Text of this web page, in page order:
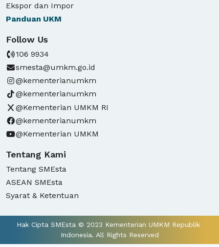
Ekspor dan Impor
Panduan UKM
Follow Us
106 9934
smesta@umkm.go.id
@kementerianumkm
@kementerianumkm
@Kementerian UMKM RI
@kementerianumkm
@Kementerian UMKM
Tentang Kami
Tentang SMEsta
ASEAN SMEsta
Syarat & Ketentuan
Hak Cipta SMEsta © 2023 Kementerian UMKM Republik
Indonesia. All Rights Reserved